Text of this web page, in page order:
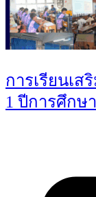
การเรียนเส
1 ปีการศึกษ